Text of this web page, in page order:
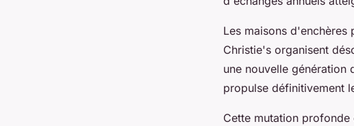
Les maisons d'enchères
Christie's organisent
une nouvelle génération
propulse définitivement
Cette mutation profonde